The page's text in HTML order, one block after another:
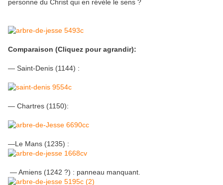
personne du Christ qui en révèle le sens ?
Comparaison (Cliquez pour agrandir):
— Saint-Denis (1144) :
— Chartres (1150):
—Le Mans (1235) :
— Amiens (1242 ?) : panneau manquant.